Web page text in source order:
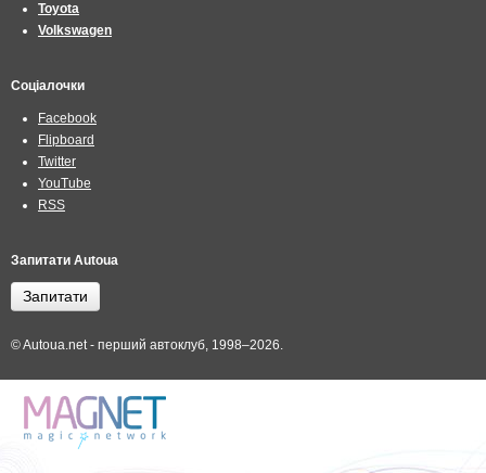
Toyota
Volkswagen
Соціалочки
Facebook
Flipboard
Twitter
YouTube
RSS
Запитати Autoua
Запитати
© Autoua.net - перший автоклуб, 1998–2026.